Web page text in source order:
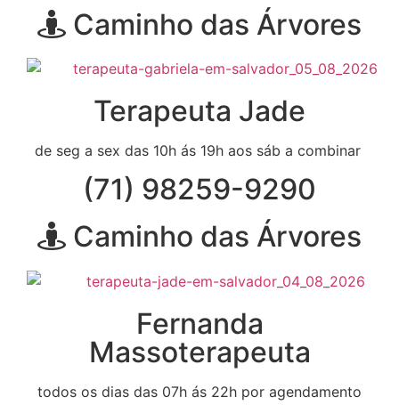
Caminho das Árvores
Terapeuta Jade
de seg a sex das 10h ás 19h aos sáb a combinar
(71) 98259-9290
Caminho das Árvores
Fernanda
Massoterapeuta
todos os dias das 07h ás 22h por agendamento